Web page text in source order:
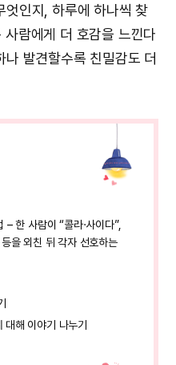
엇인지, 하루에 하나씩 찾
람에게 더 호감을 느낀다
발견할수록 친밀감도 더
– 한 사람이 “콜라·사이다”,
등을 외친 뒤 각자 선호하는
해 이야기 나누기